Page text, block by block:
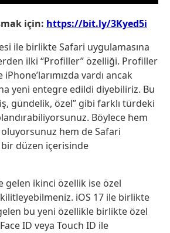
için: https://bit.ly/3Kyed5i
ile birlikte Safari uygulamasına
ilki “Profiller” özelliği. Profiller
vardı ancak
yeni entegre edildi diyebiliriz. Bu
gündelik, özel” gibi farklı türdeki
Böylece hem
oluyorsunuz hem de Safari
bir düzen içerisinde
gelen ikinci özellik ise özel
iOS 17 ile birlikte
bu yeni özellikle birlikte özel
ID veya Touch ID ile